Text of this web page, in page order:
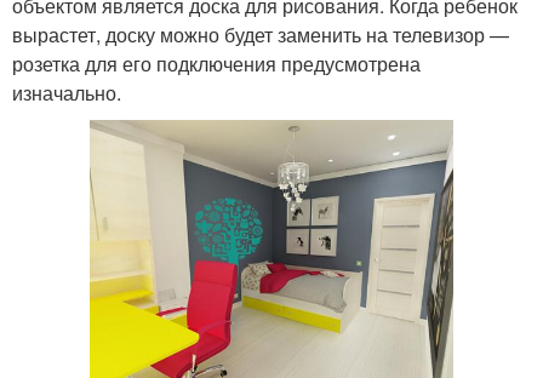
вырастет, доску можно будет заменить на телевизор —
розетка для его подключения предусмотрена
изначально.